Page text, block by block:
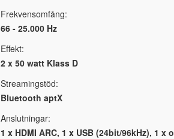
Frekvensomfång:
66 - 25.000 Hz
Effekt:
2 x 50 watt Klass D
Streamingstöd:
Bluetooth aptX
Anslutningar:
1 x HDMI ARC, 1 x USB (24bit/96kHz), 1 x